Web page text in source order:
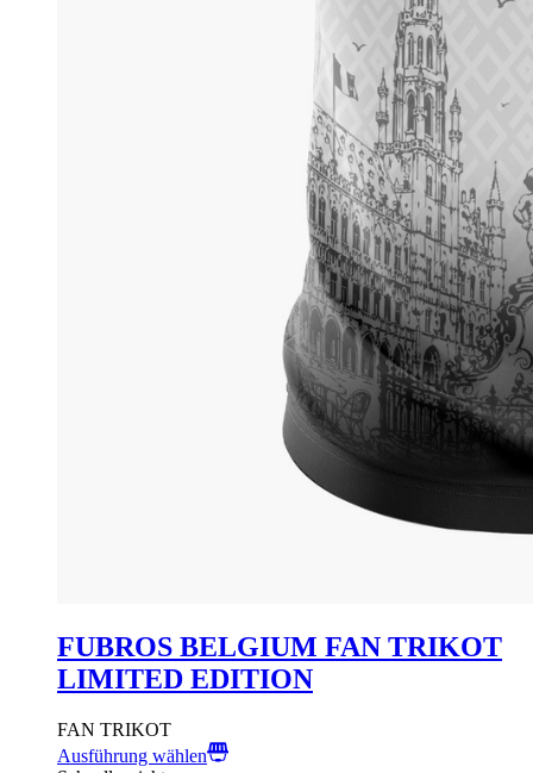
FUBROS BELGIUM FAN TRIKOT
LIMITED EDITION
FAN TRIKOT
Ausführung wählen